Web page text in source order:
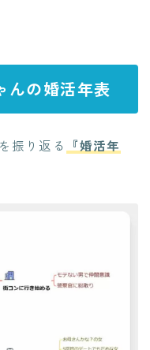
んの婚活年表
振り返る 『婚活年